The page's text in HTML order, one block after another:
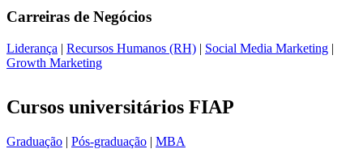
Carreiras de Negócios
Liderança | Recursos Humanos (RH) | Social Media Marketing |
Growth Marketing
Cursos universitários FIAP
Graduação | Pós-graduação | MBA